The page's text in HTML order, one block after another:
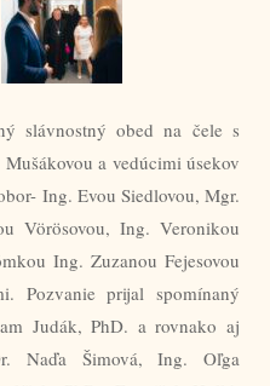
slávnostný obed na čele s
a vedúcimi úsekov
Ing. Evou Siedlovou, Mgr.
Vörösovou, Ing. Veronikou
Ing. Zuzanou Fejesovou
Pozvanie prijal spomínaný
Judák, PhD. a rovnako aj
Naďa Šimová, Ing. Oľga